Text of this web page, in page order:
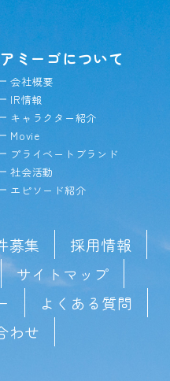
アミーゴについて
会社概要
IR情報
キャラクター紹介
Movie
プライベートブランド
社会活動
エピソード紹介
募集
採用情報
サイトマップ
よくある質問
わせ